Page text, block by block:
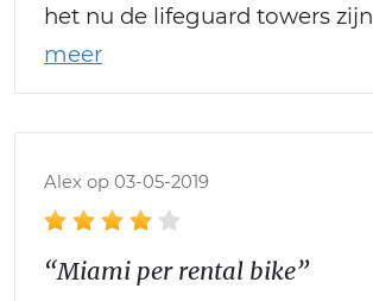
het nu de lifeguard towers
Alex op 03-05-2019
“Miami per rental bike”